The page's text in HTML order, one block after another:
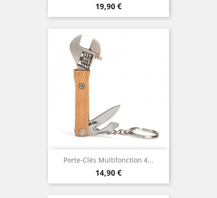
Prix
19,90 €
Porte-Clés Multifonction 4...
Prix
14,90 €